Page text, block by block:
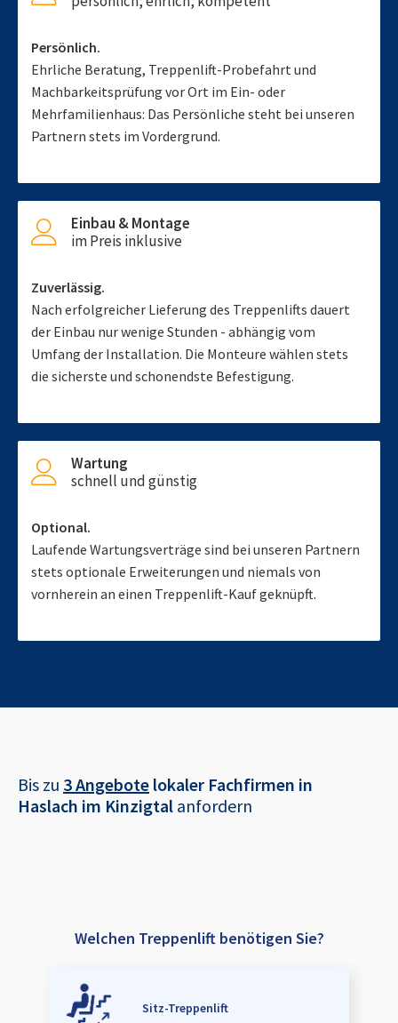
Persönlich.
Ehrliche Beratung, Treppenlift-Probefahrt und
Machbarkeitsprüfung vor Ort im Ein- oder
Mehrfamilienhaus: Das Persönliche steht bei unseren
Partnern stets im Vordergrund.
Einbau & Montage
im Preis inklusive
Zuverlässig.
Nach erfolgreicher Lieferung des Treppenlifts dauert
der Einbau nur wenige Stunden - abhängig vom
Umfang der Installation. Die Monteure wählen stets
die sicherste und schonendste Befestigung.
Wartung
schnell und günstig
Optional.
Laufende Wartungsverträge sind bei unseren Partnern
stets optionale Erweiterungen und niemals von
vornherein an einen Treppenlift-Kauf geknüpft.
Bis zu 3 Angebote lokaler Fachfirmen in
Haslach im Kinzigtal anfordern
Welchen Treppenlift benötigen Sie?
Sitz-Treppenlift